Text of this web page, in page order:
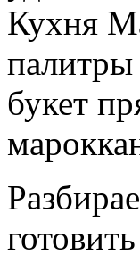
Кухня
палитры
букет